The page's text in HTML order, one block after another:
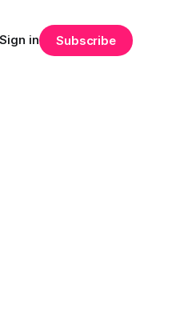
Sign in Subscribe